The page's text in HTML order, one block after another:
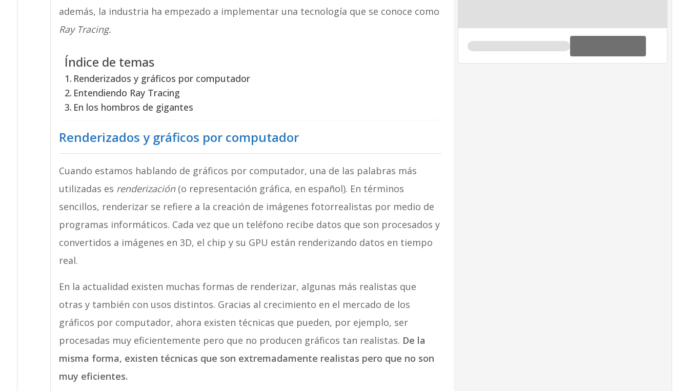
además, la industria ha empezado a implementar una tecnología que se conoce como
Ray Tracing.
Índice de temas
Renderizados y gráficos por computador
Entendiendo Ray Tracing
En los hombros de gigantes
Renderizados y gráficos por computador
Cuando estamos hablando de gráficos por computador, una de las palabras más
utilizadas es renderización(o representación gráfica, en español). En términos
sencillos, renderizar se refiere a la creación de imágenes fotorrealistas por medio de
programas informáticos. Cada vez que un teléfono recibe datos que son procesados y
convertidos a imágenes en 3D, el chip y su GPU están renderizando datos en tiempo
real.
En la actualidad existen muchas formas de renderizar, algunas más realistas que
otras y también con usos distintos. Gracias al crecimiento en el mercado de los
gráficos por computador, ahora existen técnicas que pueden, por ejemplo, ser
procesadas muy eficientemente pero que no producen gráficos tan realistas. De la
misma forma, existen técnicas que son extremadamente realistas pero que no son
muy eficientes.